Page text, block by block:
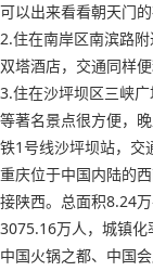
可以出来看看朝天门的
2.住在南岸区南滨路
双塔酒店，交通同样便
3.住在沙坪坝区三峡
等著名景点很方便，
铁1号线沙坪坝站，交
重庆位于中国内陆的
接陕西。总面积8.24
3075.16万人，城镇
中国火锅之都、中国